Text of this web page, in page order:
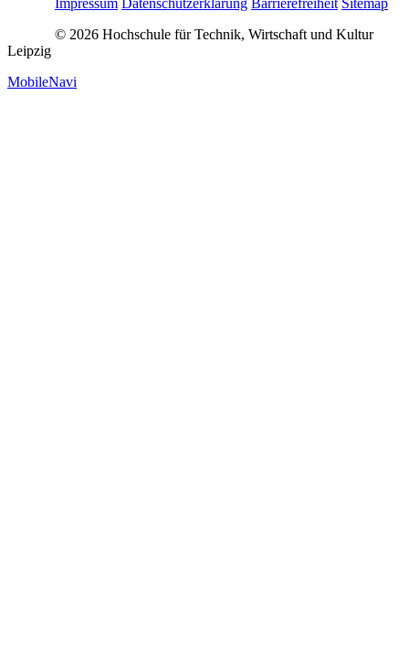
© 2026 Hochschule für Technik, Wirtschaft und Kultur
Leipzig
MobileNavi